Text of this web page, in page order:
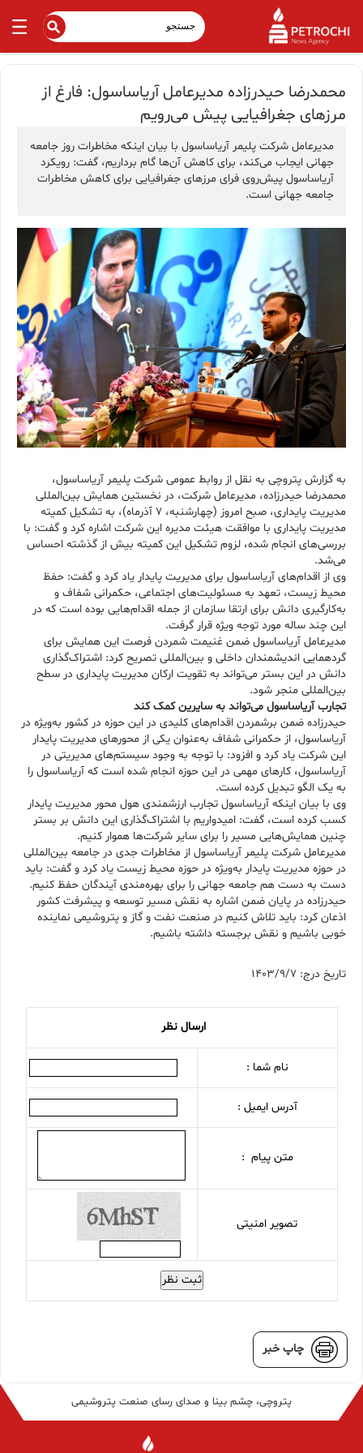
محمدرضا حیدرزاده مدیرعامل آریاساسول: فارغ از
مرزهای جغرافیایی پیش می‌رویم
مدیرعامل شرکت پلیمر آریاساسول با بیان اینکه مخاطرات روز جامعه
جهانی ایجاب می‌کند، برای کاهش آن‌ها گام برداریم، گفت: رویکرد
آریاساسول پیش‌روی فرای مرزهای جغرافیایی برای کاهش مخاطرات
جامعه جهانی است.
به گزارش پتروچی به نقل از روابط عمومی شرکت پلیمر آریاساسول،
محمدرضا حیدرزاده، مدیرعامل شرکت، در نخستین همایش بین‌المللی
مدیریت پایداری، صبح امروز (چهارشنبه، 7 آذرماه)، به تشکیل کمیته
مدیریت پایداری با موافقت هیئت مدیره این شرکت اشاره کرد و گفت: با
بررسی‌های انجام شده، لزوم تشکیل این کمیته بیش از گذشته احساس
می‌شد.
وی از اقدام‌های آریاساسول برای مدیریت پایدار یاد کرد و گفت: حفظ
محیط زیست، تعهد به مسئولیت‌های اجتماعی، حکمرانی شفاف و
به‌کارگیری دانش برای ارتقا سازمان از جمله اقدام‌هایی بوده است که در
این چند ساله مورد توجه ویژه قرار گرفت.
مدیرعامل آریاساسول ضمن غنیمت شمردن فرصت این همایش برای
گردهمایی اندیشمندان داخلی و بین‌المللی تصریح کرد: اشتراک‌گذاری
دانش در این بستر می‌تواند به تقویت ارکان مدیریت پایداری در سطح
بین‌المللی منجر شود.
تجارب آریاساسول می‌تواند به سایرین کمک کند
حیدرزاده ضمن برشمردن اقدام‌های کلیدی در این حوزه در کشور به‌ویژه در
آریاساسول، از حکمرانی شفاف به‌عنوان یکی از محورهای مدیریت پایدار
این شرکت یاد کرد و افزود: با توجه به وجود سیستم‌های مدیریتی در
آریاساسول، کارهای مهمی در این حوزه انجام شده است که آریاساسول را
به یک الگو تبدیل کرده است.
وی با بیان اینکه آریاساسول تجارب ارزشمندی هول محور مدیریت پایدار
کسب کرده است، گفت: امیدواریم با اشتراک‌گذاری این دانش بر بستر
چنین همایش‌هایی مسیر را برای سایر شرکت‌ها هموار کنیم.
مدیرعامل شرکت پلیمر آریاساسول از مخاطرات جدی در جامعه بین‌المللی
در حوزه مدیریت پایدار به‌ویژه در حوزه محیط زیست یاد کرد و گفت: باید
دست به دست هم جامعه جهانی را برای بهره‌مندی آیندگان حفظ کنیم.
حیدرزاده در پایان ضمن اشاره به نقش مسیر توسعه و پیشرفت کشور
اذعان کرد: باید تلاش کنیم در صنعت نفت و گاز و پتروشیمی نماینده
خوبی باشیم و نقش برجسته داشته باشیم.
تاریخ درج: 1403/9/7
ارسال نظر
نام شما :
آدرس ایمیل :
متن پیام :
تصویر امنیتی
ثبت نظر
چاپ خبر
پتروچی، چشم بینا و صدای رسای صنعت پتروشیمی